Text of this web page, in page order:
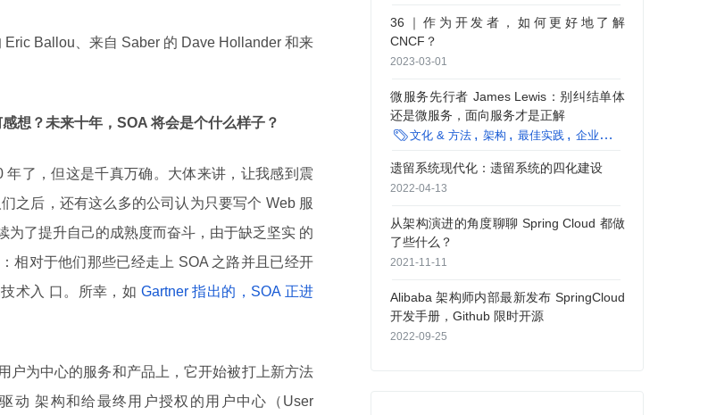
Ballou、来自 Saber 的 Dave Hollander 和来
想？未来十年，SOA 将会是个什么样子？
了，但这是千真万确。大体来讲，让我感到震
之后，还有这么多的公司认为只要写个 Web 服
为了提升自己的成熟度而奋斗，由于缺乏坚实 的
相对于他们那些已经走上 SOA 之路并且已经开
术入 口。所幸，如 Gartner 指出的，SOA 正进
户为中心的服务和产品上，它开始被打上新方法
动 架构和给最终用户授权的用户中心（User
36｜作为开发者，如何更好地了解
CNCF？
2023-03-01
微服务先行者 James Lewis：别纠结单体
还是微服务，面向服务才是正解
文化 & 方法 架构 最佳实践 企业动态
遗留系统现代化：遗留系统的四化建设
2022-04-13
从架构演进的角度聊聊 Spring Cloud 都做
了些什么？
2021-11-11
Alibaba 架构师内部最新发布 SpringCloud
开发手册，Github 限时开源
2022-09-25